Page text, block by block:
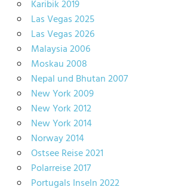
Karibik 2019
Las Vegas 2025
Las Vegas 2026
Malaysia 2006
Moskau 2008
Nepal und Bhutan 2007
New York 2009
New York 2012
New York 2014
Norway 2014
Ostsee Reise 2021
Polarreise 2017
Portugals Inseln 2022